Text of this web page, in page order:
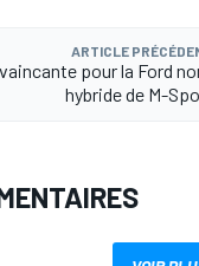
ARTICLE
pour la Ford
hybride de M-